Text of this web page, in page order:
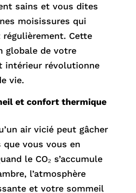
sains et vous dites
moisissures qui
régulièrement. Cette
globale de votre
intérieur révolutionne
vie.
et confort thermique
air vicié peut gâcher
vous vous en
le CO₂ s’accumule
l’atmosphère
et votre sommeil